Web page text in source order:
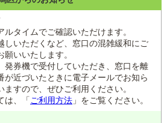
ルタイムでご確認いただけます。
いただくなど、窓口の混雑緩和にご
いいたします。
券機で受付していただき、窓口を離
が近づいたときに電子メールでお知ら
すので、ぜひご利用ください。
は、「 ご利用方法 」をご覧ください。